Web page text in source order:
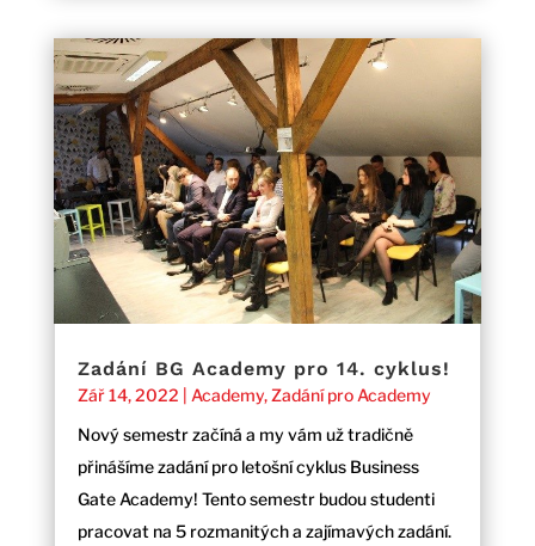
Zadání BG Academy pro 14. cyklus!
Zář 14, 2022 | Academy,Zadání pro Academy
Nový semestr začíná a my vám už tradičně
přinášíme zadání pro letošní cyklus Business
Gate Academy! Tento semestr budou studenti
pracovat na 5 rozmanitých a zajímavých zadání.